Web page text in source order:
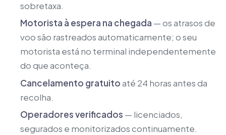
sobretaxa.
Motorista à espera na chegada — os atrasos de
voo são rastreados automaticamente; o seu
motorista está no terminal independentemente
do que aconteça.
Cancelamento gratuitoaté 24 horas antes da
recolha.
Operadores verificados — licenciados,
segurados e monitorizados continuamente.